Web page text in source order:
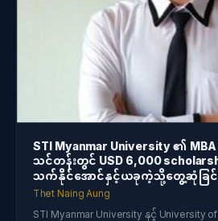
STI Myanmar University ၏
သင်တန်းတွင် USD 6,000
သက်နိုင်အောင်နှင့်ယခုကဲ့သို့တွေ့ဆုံခြင်
Thet Naing Aung
STI Myanmar University နှင့် University